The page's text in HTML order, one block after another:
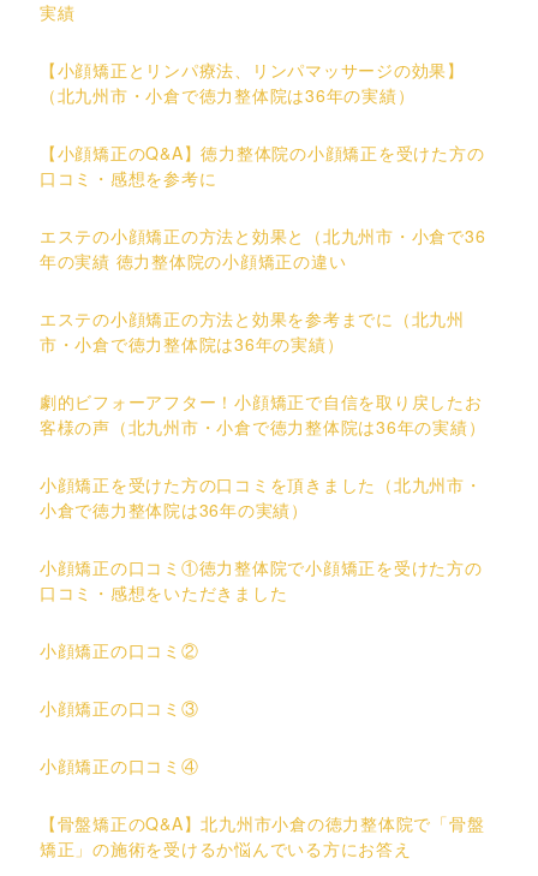
実績
【小顔矯正とリンパ療法、リンパマッサージの効果】
（北九州市・小倉で徳力整体院は36年の実績）
【小顔矯正のQ&A】徳力整体院の小顔矯正を受けた方の
口コミ・感想を参考に
エステの小顔矯正の方法と効果と（北九州市・小倉で36
年の実績 徳力整体院の小顔矯正の違い
エステの小顔矯正の方法と効果を参考までに（北九州
市・小倉で徳力整体院は36年の実績）
劇的ビフォーアフター！小顔矯正で自信を取り戻したお
客様の声（北九州市・小倉で徳力整体院は36年の実績）
小顔矯正を受けた方の口コミを頂きました（北九州市・
小倉で徳力整体院は36年の実績）
小顔矯正の口コミ①徳力整体院で小顔矯正を受けた方の
口コミ・感想をいただきました
小顔矯正の口コミ②
小顔矯正の口コミ③
小顔矯正の口コミ④
【骨盤矯正のQ&A】北九州市小倉の徳力整体院で「骨盤
矯正」の施術を受けるか悩んでいる方にお答え